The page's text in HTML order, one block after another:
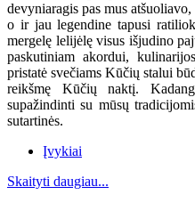
devyniaragis pas mus
o ir jau legendine tapusi
mergelę lelijėlę visus išjudino
paskutiniam akordui,
pristatė svečiams Kūčių stalui
reikšmę Kūčių naktį.
supažindinti su mūsų
sutartinės.
Įvykiai
Skaityti daugiau...